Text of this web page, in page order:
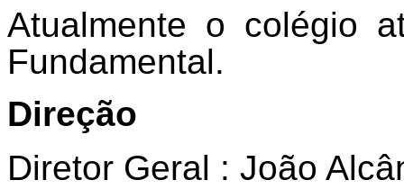
Atualmente o colégio
Fundamental.
Direção
Diretor Geral : João